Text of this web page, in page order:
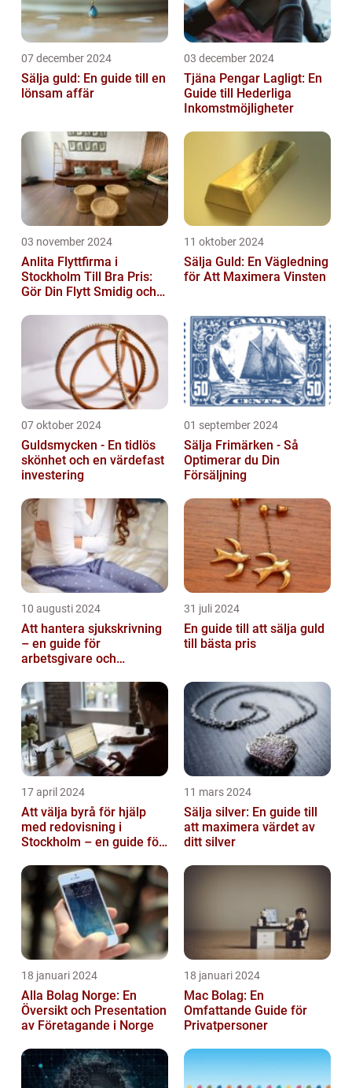
07 december 2024
Sälja guld: En guide till en
lönsam affär
03 december 2024
Tjäna Pengar Lagligt: En
Guide till Hederliga
Inkomstmöjligheter
03 november 2024
Anlita Flyttfirma i
Stockholm Till Bra Pris:
Gör Din Flytt Smidig och
11 oktober 2024
Sälja Guld: En Vägledning
för Att Maximera Vinsten
07 oktober 2024
Guldsmycken - En tidlös
skönhet och en värdefast
investering
01 september 2024
Sälja Frimärken - Så
Optimerar du Din
Försäljning
10 augusti 2024
Att hantera sjukskrivning
– en guide för
arbetsgivare och
31 juli 2024
En guide till att sälja guld
till bästa pris
17 april 2024
Att välja byrå för hjälp
med redovisning i
Stockholm – en guide för
11 mars 2024
Sälja silver: En guide till
att maximera värdet av
ditt silver
18 januari 2024
Alla Bolag Norge: En
Översikt och Presentation
av Företagande i Norge
18 januari 2024
Mac Bolag: En
Omfattande Guide för
Privatpersoner